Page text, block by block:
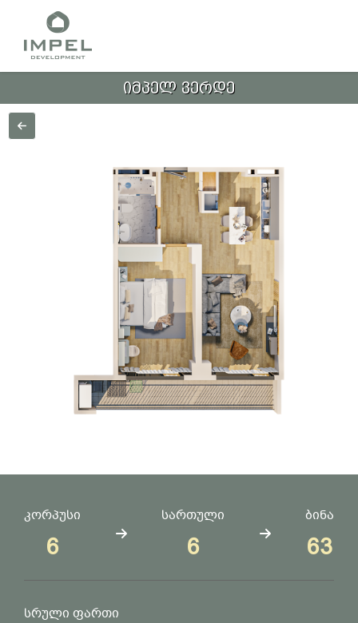
ᲘᲛᲞᲔᲚ ᲕᲔᲠᲓᲔ
კორპუსი
6
სართული
6
ბინა
63
სრული ფართი